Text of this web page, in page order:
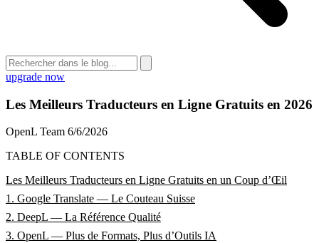
upgrade now
Les Meilleurs Traducteurs en Ligne Gratuits en 2026
OpenL Team 6/6/2026
TABLE OF CONTENTS
Les Meilleurs Traducteurs en Ligne Gratuits en un Coup d’Œil
1. Google Translate — Le Couteau Suisse
2. DeepL — La Référence Qualité
3. OpenL — Plus de Formats, Plus d’Outils IA